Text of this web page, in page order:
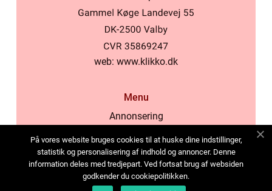
web: www.klikko.dk
Menu
Annonsering
Cookies
Kontakta oss
Sitemap
På vores website bruges cookies til at huske dine indstillinger,
statistik og personalisering af indhold og annoncer. Denne
information deles med tredjepart. Ved fortsat brug af websiden
godkender du cookiepolitikken.